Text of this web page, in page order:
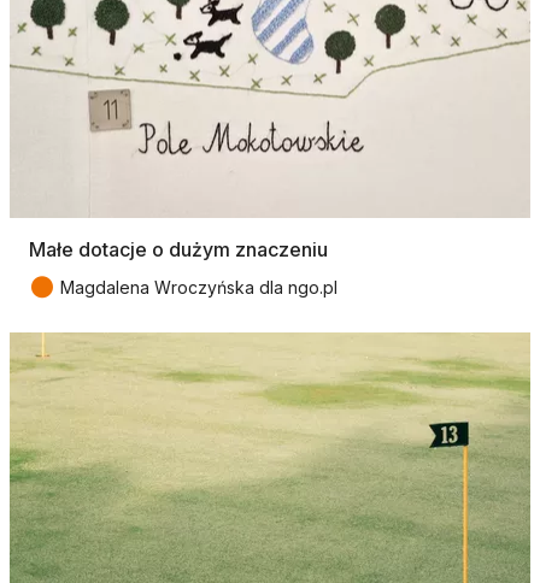
Małe dotacje o dużym znaczeniu
● Magdalena Wroczyńska dla ngo.pl